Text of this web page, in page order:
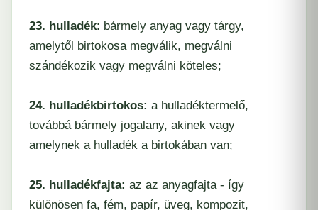
23. hulladék: bármely anyag vagy tárgy,
amelytől birtokosa megválik, megválni
szándékozik vagy megválni köteles;
24. hulladékbirtokos: a hulladéktermelő,
továbbá bármely jogalany, akinek vagy
amelynek a hulladék a birtokában van;
25. hulladékfajta: az az anyagfajta - így
különösen fa, fém, papír, üveg, kompozit,